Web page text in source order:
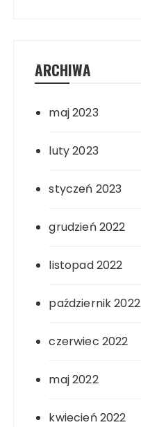
ARCHIWA
maj 2023
luty 2023
styczeń 2023
grudzień 2022
listopad 2022
październik 2022
czerwiec 2022
maj 2022
kwiecień 2022